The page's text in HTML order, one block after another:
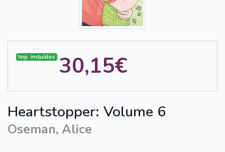
Heartstopper: Volume 6
Oseman, Alice
Imp. incluídos 30,15€